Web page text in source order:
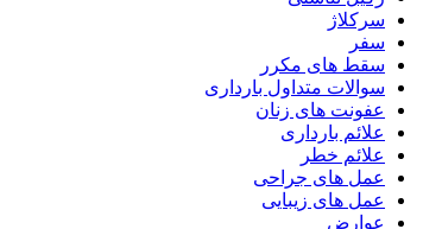
سرکلاژ
سفر
سقط های مکرر
سوالات متداول بارداری
عفونت های زنان
علائم بارداری
علائم خطر
عمل های جراحی
عمل های زیبایی
عوارض